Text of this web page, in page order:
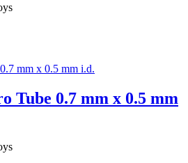
Tube 0.7 mm x 0.5 mm